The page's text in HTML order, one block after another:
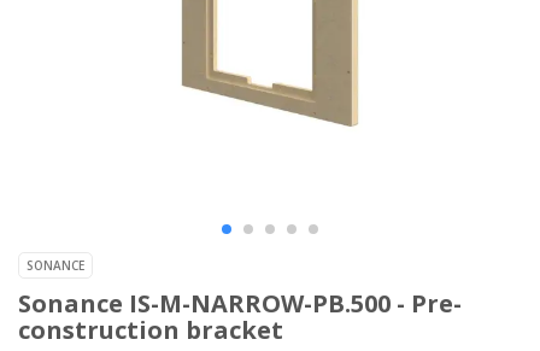
SONANCE
Sonance IS-M-NARROW-PB.500 - Pre-
construction bracket